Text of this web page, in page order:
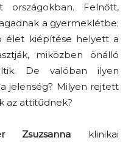
Felnőtt,
a gyermeklétbe;
élet kiépítése helyett a
miközben önálló
De valóban ilyen
jelenség? Milyen rejtett
az attitűdnek?
Zsuzsanna klinikai